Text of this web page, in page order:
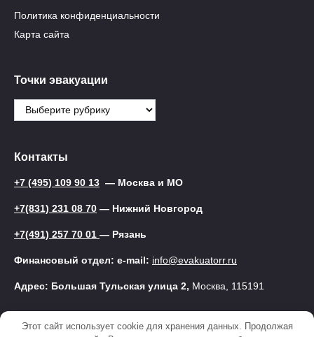
Политика конфиденциальности
Карта сайта
Точки эвакуации
Точки
эвакуации
Контакты
+7 (495) 109 90 13 — Москва и МО
+7(831) 231 08 70 — Нижний Новгород
+7(491) 257 70 01 — Рязань
Финансовый отдел: e-mail: info@evakuatorr.ru
Адрес: Большая Тульская улица 2, Москва, 115191
© 2025 Эвакуатор
Этот сайт использует cookie для хранения данных. Продолжая